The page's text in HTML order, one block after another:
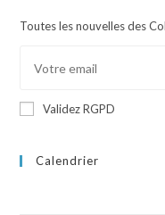
Toutes les nouvelles des
Validez RGPD
Calendrier